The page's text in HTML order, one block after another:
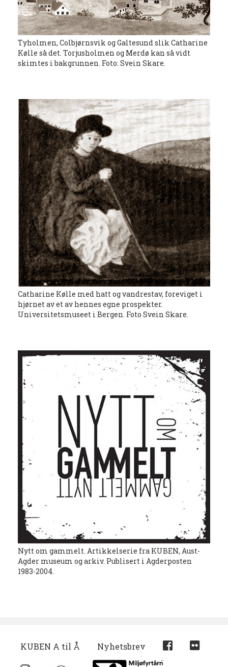
Tyholmen, Colbjørnsvik og Galtesund slik Catharine
Kølle så det. Torjusholmen og Merdø kan så vidt
skimtes i bakgrunnen. Foto: Svein Skare.
Catharine Kølle med hatt og vandrestav, foreviget i
hjørnet av et av hennes egne prospekter.
Universitetsmuseet i Bergen. Foto Svein Skare.
Nytt om gammelt. Artikkelserie fra KUBEN, Aust-
Agder museum og arkiv. Publisert i Agderposten
1983-2004.
KUBEN A til Å Nyhetsbrev